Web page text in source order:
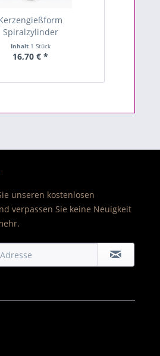
Spiralzylinder
Inhalt 1 Stück
16,70 € *
unseren kostenlosen
verpassen Sie keine Neuigkeit